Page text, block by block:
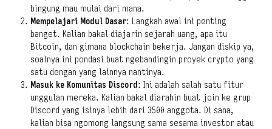
bingung mau mulai dari mana.
Mempelajari Modul Dasar: Langkah awal ini penting
banget. Kalian bakal diajarin sejarah uang, apa itu
Bitcoin, dan gimana blockchain bekerja. Jangan diskip ya,
soalnya ini pondasi buat ngebandingin proyek crypto yang
satu dengan yang lainnya nantinya.
Masuk ke Komunitas Discord: Ini adalah salah satu fitur
unggulan mereka. Kalian bakal diarahin buat join ke grup
Discord yang isinya lebih dari 3500 anggota. Di sana,
kalian bisa ngomong langsung sama sesama investor atau